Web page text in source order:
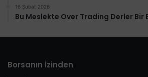
16 Şubat 2026
Bu Meslekte Over Trading Derler Bir
Borsanın İzinden